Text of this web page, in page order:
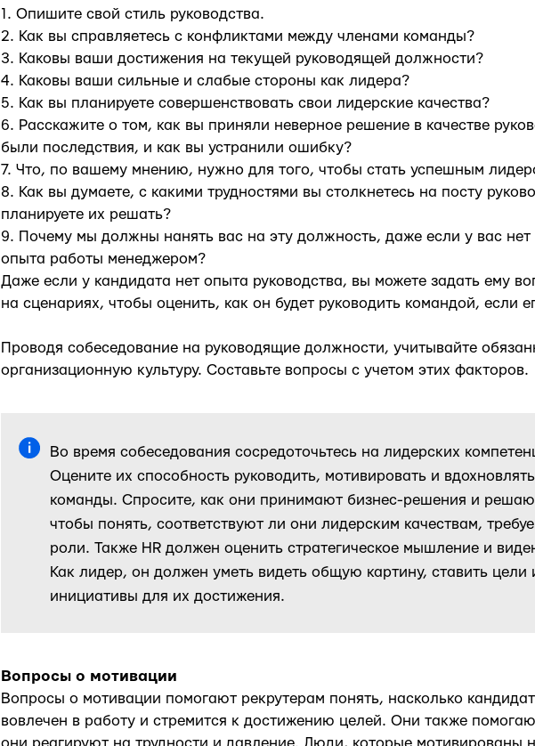
1. Опишите свой стиль руководства.
2. Как вы справляетесь с конфликтами между членами команды?
3. Каковы ваши достижения на текущей руководящей должности?
4. Каковы ваши сильные и слабые стороны как лидера?
5. Как вы планируете совершенствовать свои лидерские качества?
6. Расскажите о том, как вы приняли неверное решение в качестве
были последствия, и как вы устранили ошибку?
7. Что, по вашему мнению, нужно для того, чтобы стать успешным
8. Как вы думаете, с какими трудностями вы столкнетесь на посту
планируете их решать?
9. Почему мы должны нанять вас на эту должность, даже если у вас
опыта работы менеджером?
Даже если у кандидата нет опыта руководства, вы можете задать ему
на сценариях, чтобы оценить, как он будет руководить командой, если
Проводя собеседование на руководящие должности, учитывайте
организационную культуру. Составьте вопросы с учетом этих факторов.
Во время собеседования сосредоточьтесь на лидерских
Оцените их способность руководить, мотивировать и
команды. Спросите, как они принимают бизнес-решения и
чтобы понять, соответствуют ли они лидерским качествам,
роли. Также HR должен оценить стратегическое мышление и
Как лидер, он должен уметь видеть общую картину, ставить цели
инициативы для их достижения.
Вопросы о мотивации
Вопросы о мотивации помогают рекрутерам понять, насколько
вовлечен в работу и стремится к достижению целей. Они также
они реагируют на трудности и давление. Люди, которые мотивированы